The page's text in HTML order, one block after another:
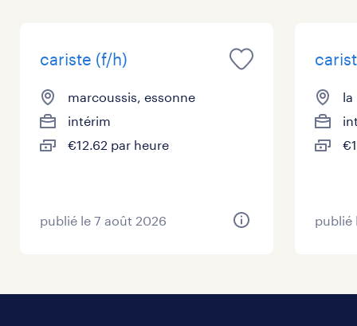
cariste (f/h)
marcoussis, essonne
intérim
€12.62 par heure
publié le 7 août 2026
la
publié